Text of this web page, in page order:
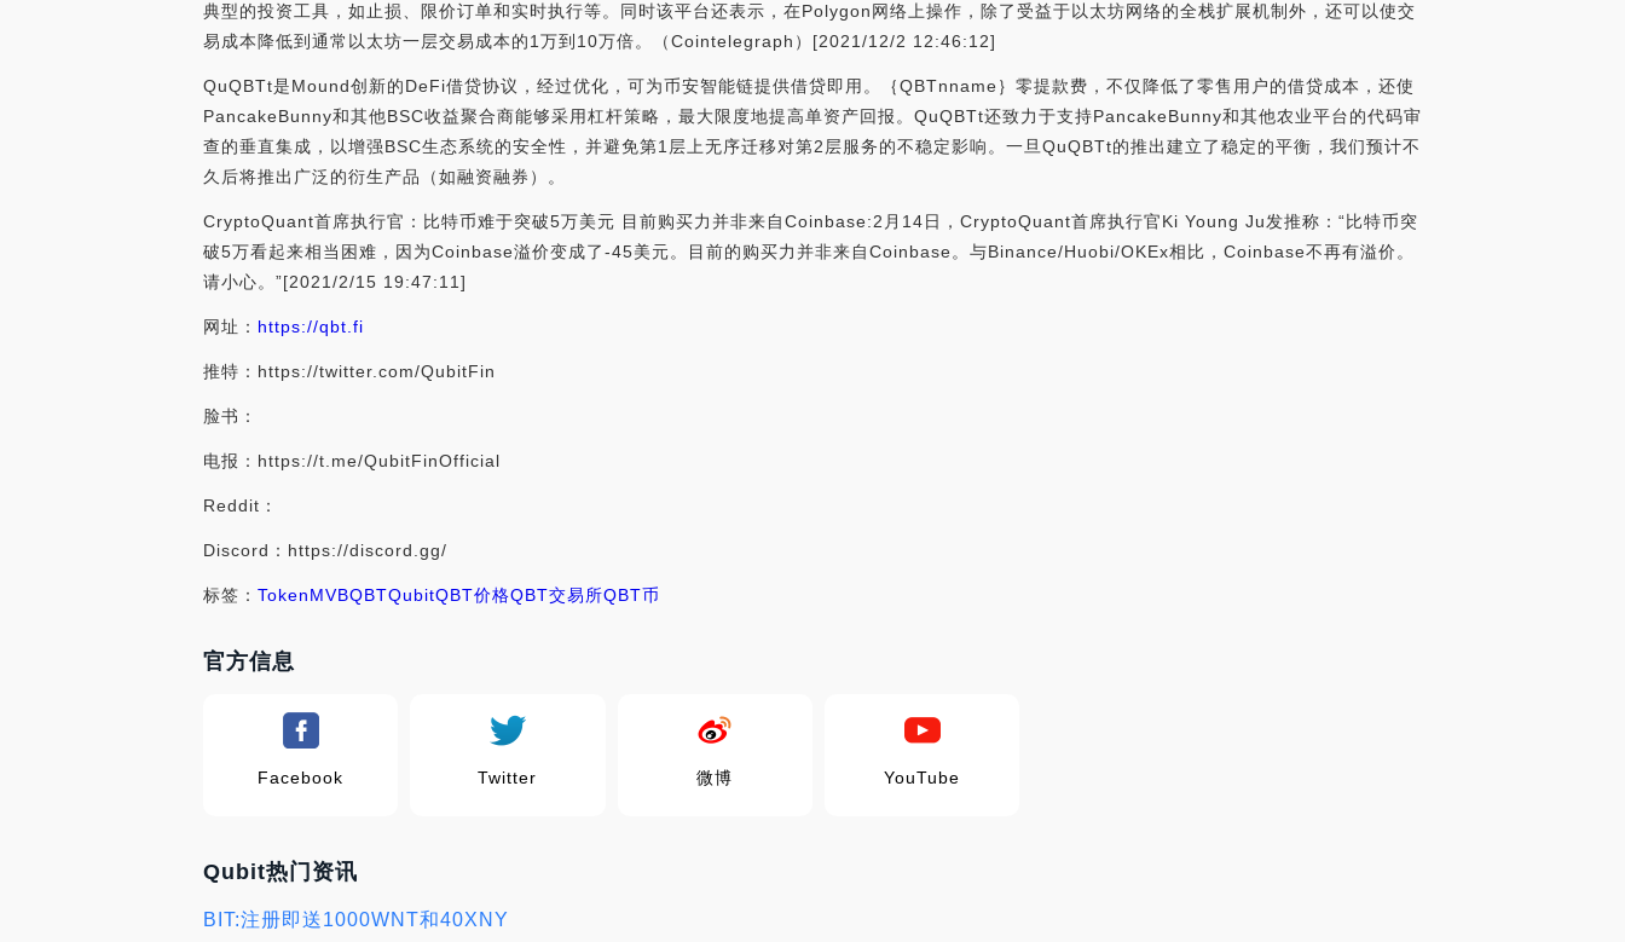
典型的投资工具，如止损、限价订单和实时执行等。同时该平台还表示，在Polygon网络上操作，除了受益于以太坊网络的全栈扩展机制外，还可以使交
易成本降低到通常以太坊一层交易成本的1万到10万倍。（Cointelegraph）[2021/12/2 12:46:12]
QuQBTt是Mound创新的DeFi借贷协议，经过优化，可为币安智能链提供借贷即用。｛QBTnname｝零提款费，不仅降低了零售用户的借贷成本，还使
PancakeBunny和其他BSC收益聚合商能够采用杠杆策略，最大限度地提高单资产回报。QuQBTt还致力于支持PancakeBunny和其他农业平台的代码审
查的垂直集成，以增强BSC生态系统的安全性，并避免第1层上无序迁移对第2层服务的不稳定影响。一旦QuQBTt的推出建立了稳定的平衡，我们预计不
久后将推出广泛的衍生产品（如融资融券）。
CryptoQuant首席执行官：比特币难于突破5万美元 目前购买力并非来自Coinbase:2月14日，CryptoQuant首席执行官Ki Young Ju发推称：“比特币突
破5万看起来相当困难，因为Coinbase溢价变成了-45美元。目前的购买力并非来自Coinbase。与Binance/Huobi/OKEx相比，Coinbase不再有溢价。
请小心。”[2021/2/15 19:47:11]
网址： https://qbt.fi
推特：https://twitter.com/QubitFin
脸书：
电报：https://t.me/QubitFinOfficial
Reddit：
Discord：https://discord.gg/
标签： TokenMVBQBTQubitQBT价格QBT交易所QBT币
官方信息
Facebook Twitter 微博 YouTube
Qubit热门资讯
BIT:注册即送1000WNT和40XNY